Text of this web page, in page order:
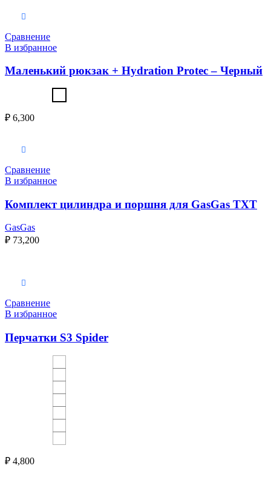
Сравнение
В избранное
Маленький рюкзак + Hydration Protec – Черный
₽ 6,300
Сравнение
В избранное
Комплект цилиндра и поршня для GasGas TXT
GasGas
₽ 73,200
Сравнение
В избранное
Перчатки S3 Spider
₽ 4,800